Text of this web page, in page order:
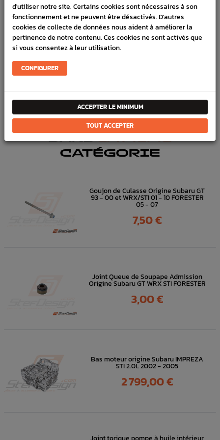
VÉHICULES COMPATIBLE
Marque :MOTUL
Référence :2789
FICHE TECHNIQUE
DANSLA MÊME
CATÉGORIE
Goujon de Culasse Origine Subaru GT
93 - 00 et WRX/STI 01 - 10 FORESTER
05 - 07
Prix
7,50 €
Joint Queue de Soupape Admission
Origine Subaru GT WRX STI FORESTER
Prix
3,00 €
Bas moteur origine Subaru IMPREZA
STI 2.0L 2002 - 2005
Prix
2 799,00 €
d'utiliser notre site. Certains cookies sont nécessaires à son
fonctionnement et ne peuvent être désactivés. D'autres
cookies de collecte de données nous aident à améliorer la
pertinence de notre contenu. Ces cookies ne sont activés que
si vous consentez à leur utilisation.
CONFIGURER
ACCEPTER LE MINIMUM
TOUT ACCEPTER